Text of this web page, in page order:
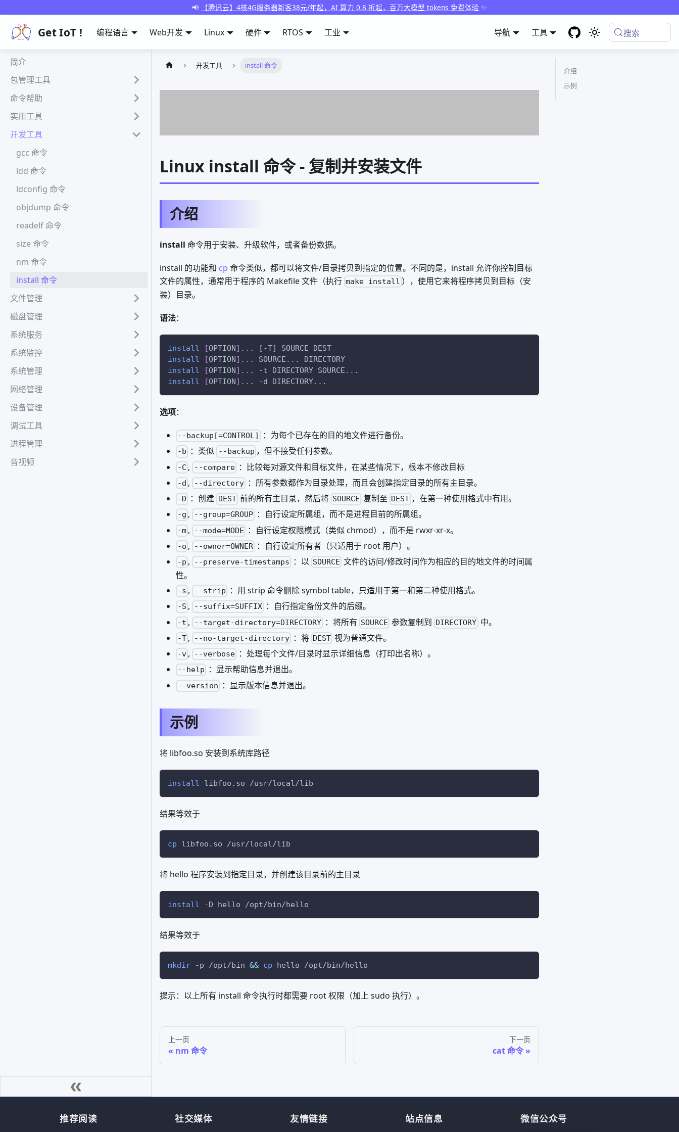
📢 【腾讯云】4核4G服务器新客38元/年起，AI 算力 0.8 折起，百万大模型 tokens 免费体验 ✨
Get IoT ! 编程语言 Web开发 Linux 硬件 RTOS 工业 导航 工具 搜索
简介
包管理工具
命令帮助
实用工具
开发工具
gcc 命令
ldd 命令
ldconfig 命令
objdump 命令
readelf 命令
size 命令
nm 命令
install 命令
文件管理
磁盘管理
系统服务
系统监控
系统管理
网络管理
设备管理
调试工具
进程管理
音视频
开发工具 install 命令
Linux install 命令 - 复制并安装文件
介绍
install 命令用于安装、升级软件，或者备份数据。
install 的功能和 cp 命令类似，都可以将文件/目录拷贝到指定的位置。不同的是，install 允许你控制目标
文件的属性，通常用于程序的 Makefile 文件（执行 make install ），使用它来将程序拷贝到目标（安
装）目录。
语法：
install [OPTION] .. . [ -T]
SOURCE DEST
install
[OPTION] .. . SOURCE .. . DIRECTORY
install
[OPTION] .. . -t DIRECTORY SOURCE .. .
install
[OPTION] .. . -d DIRECTORY.. .
选项：
--backup[=CONTROL] ：为每个已存在的目的地文件进行备份。
-b ：类似 --backup ，但不接受任何参数。
-C , --compare：比较每对源文件和目标文件，在某些情况下，根本不修改目标
-d , --directory ：所有参数都作为目录处理，而且会创建指定目录的所有主目录。
-D ：创建 DEST 前的所有主目录，然后将 SOURCE 复制至 DEST ，在第一种使用格式中有用。
-g , --group=GROUP ：自行设定所属组，而不是进程目前的所属组。
-m , --mode=MODE ：自行设定权限模式（类似 chmod），而不是 rwxr-xr-x。
-o , --owner=OWNER ：自行设定所有者（只适用于 root 用户）。
-p , --preserve-timestamps ：以 SOURCE 文件的访问/修改时间作为相应的目的地文件的时间属
性。
-s , --strip ：用 strip 命令删除 symbol table，只适用于第一和第二种使用格式。
-S , --suffix=SUFFIX ：自行指定备份文件的后缀。
-t , --target-directory=DIRECTORY：将所有 SOURCE 参数复制到 DIRECTORY中。
-T , --no-target-directory ：将 DEST 视为普通文件。
-v , --verbose ：处理每个文件/目录时显示详细信息（打印出名称）。
--help ：显示帮助信息并退出。
--version ：显示版本信息并退出。
示例
将 libfoo.so 安装到系统库路径
install libfoo.so /usr/local/lib
结果等效于
cp libfoo.so /usr/local/lib
将 hello 程序安装到指定目录，并创建该目录前的主目录
install -D hello /opt/bin/hello
结果等效于
mkdir -p /opt/bin && cp hello /opt/bin/hello
提示：以上所有 install 命令执行时都需要 root 权限（加上 sudo 执行）。
上一页
nm 命令
下一页
cat 命令
介绍
示例
推荐阅读 社交媒体 友情链接 站点信息 微信公众号